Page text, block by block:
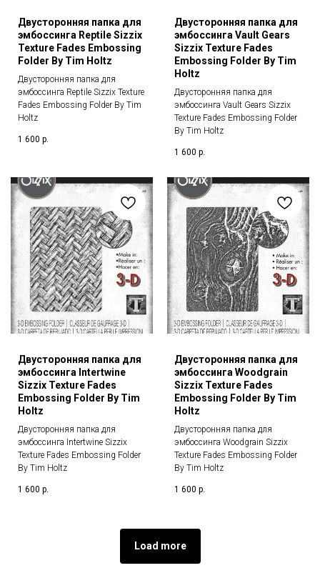
Двусторонняя папка для
эмбоссинга Reptile Sizzix
Texture Fades Embossing
Folder By Tim Holtz
Двусторонняя папка для
эмбоссинга Reptile Sizzix Texture
Fades Embossing Folder By Tim
Holtz
1 600 р.
Двусторонняя папка для
эмбоссинга Vault Gears
Sizzix Texture Fades
Embossing Folder By Tim
Holtz
Двусторонняя папка для
эмбоссинга Vault Gears Sizzix
Texture Fades Embossing Folder
By Tim Holtz
1 600 р.
Двусторонняя папка для
эмбоссинга Intertwine
Sizzix Texture Fades
Embossing Folder By Tim
Holtz
Двусторонняя папка для
эмбоссинга Intertwine Sizzix
Texture Fades Embossing Folder
By Tim Holtz
1 600 р.
Двусторонняя папка для
эмбоссинга Woodgrain
Sizzix Texture Fades
Embossing Folder By Tim
Holtz
Двусторонняя папка для
эмбоссинга Woodgrain Sizzix
Texture Fades Embossing Folder
By Tim Holtz
1 600 р.
Load more